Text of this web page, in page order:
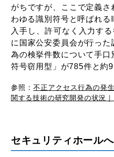
がちですが、ここで定義
わゆる識別符号と呼ばれ
入手し、許可なく入力す
に国家公安委員会が行っ
為の検挙件数について手口
符号窃用型」が785件と約
参照： 不正アクセス行為の発
関する技術の研究開発の状況
セキュリティホール